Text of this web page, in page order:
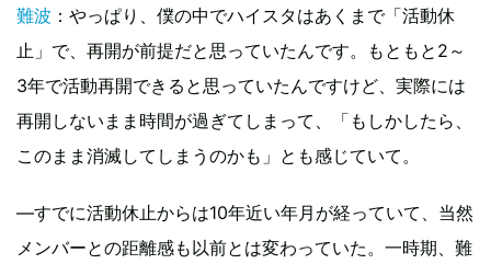
難波 ：やっぱり、僕の中でハイスタはあくまで「活動休
止」で、再開が前提だと思っていたんです。もともと2～
3年で活動再開できると思っていたんですけど、実際には
再開しないまま時間が過ぎてしまって、「もしかしたら、
このまま消滅してしまうのかも」とも感じていて。
―すでに活動休止からは10年近い年月が経っていて、当然
メンバーとの距離感も以前とは変わっていた。一時期、難